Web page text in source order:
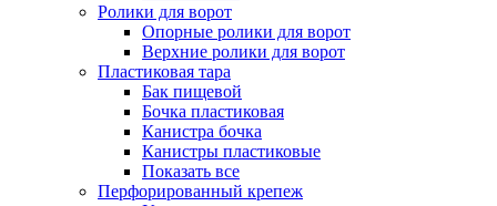
Ролики для ворот
Опорные ролики для ворот
Верхние ролики для ворот
Пластиковая тара
Бак пищевой
Бочка пластиковая
Канистра бочка
Канистры пластиковые
Показать все
Перфорированный крепеж